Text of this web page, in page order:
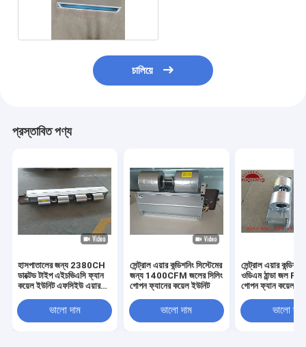
চালিয়ে
প্রস্তাবিত পণ্য
হাসপাতালের জন্য 2380CH
ডাক্টেড টাইপ এইচভিএসি ফ্যান
কয়েল ইউনিট এফসিইউ এয়ার
ভালো দাম
সেন্ট্রাল এয়ার কন্ডিশনিং সিস্টেমের
জন্য 1400CFM জলের সিলিং
গোপন ফ্যানের কয়েল ইউনিট
ভালো দাম
সেন্ট্রাল এয়ার
ওডিএম ঠান্ডা জল
গোপন ফ্যান কয়েল
ভালো দাম